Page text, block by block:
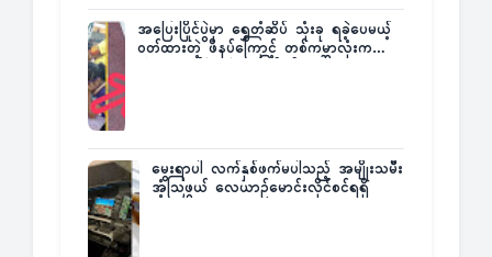
အပြေးပြိုင်ပွဲမှာ ရွှေတံဆိပ် သုံးခု ရခဲ့ပေမယ့်
ဝတ်ထားတဲ့ ဖိနပ်ကြောင့် တစ်ကမ္ဘာလုံးက
မွေးရာပါ လက်နှစ်ဖက်မပါသည့် အမျိုးသမီး
အံ့သြဖွယ် လေယာဉ်မောင်းလိုင်စင်ရရှိ